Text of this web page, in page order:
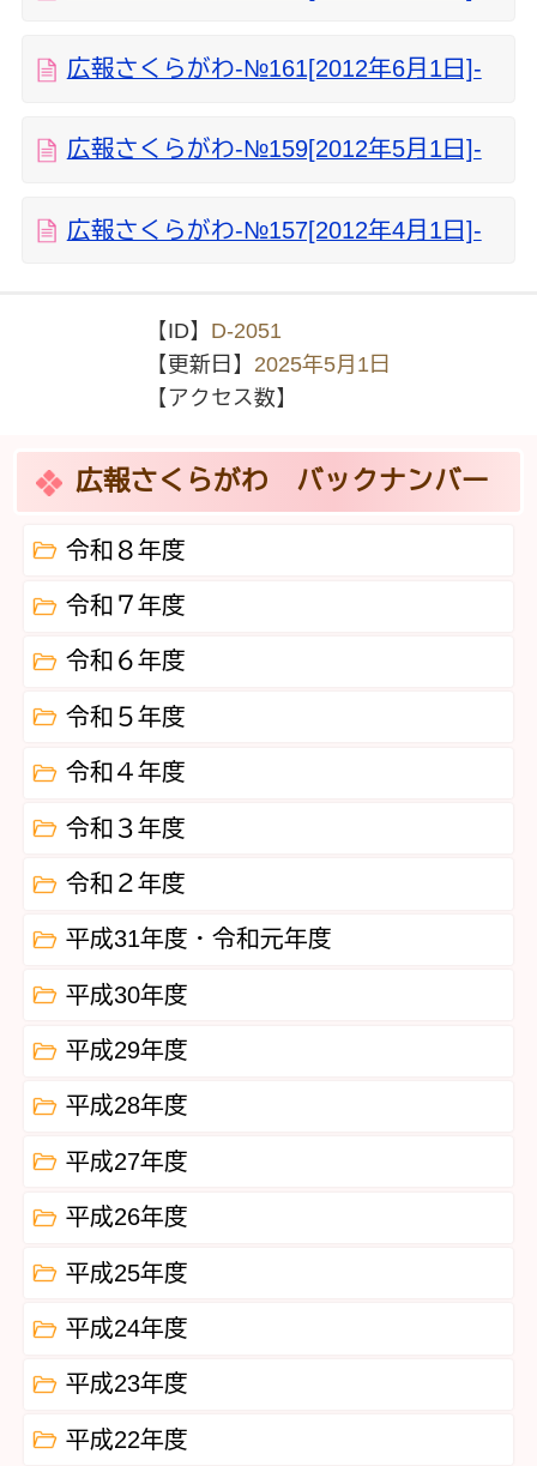
広報さくらがわ‐№161[2012年6月1日]‐
広報さくらがわ‐№159[2012年5月1日]‐
広報さくらがわ‐№157[2012年4月1日]‐
【ID】 D-2051
【更新日】 2025年5月1日
【アクセス数】
広報さくらがわ バックナンバー
令和８年度
令和７年度
令和６年度
令和５年度
令和４年度
令和３年度
令和２年度
平成31年度・令和元年度
平成30年度
平成29年度
平成28年度
平成27年度
平成26年度
平成25年度
平成24年度
平成23年度
平成22年度